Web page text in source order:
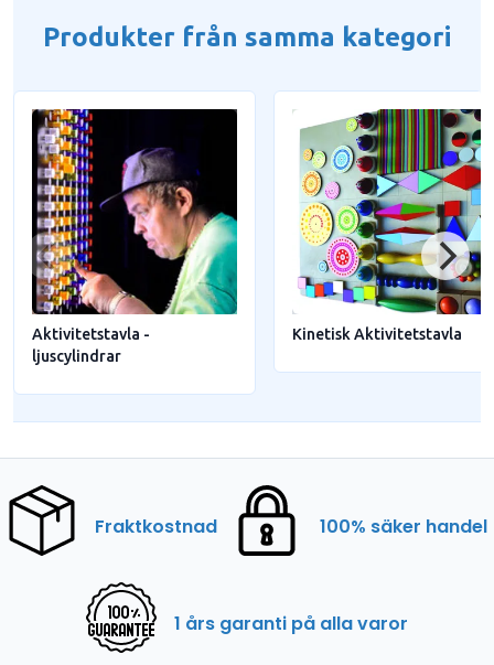
Produkter från samma kategori
Aktivitetstavla -
ljuscylindrar
Kinetisk Aktivitetstavla
Fraktkostnad 100% säker handel
1 års garanti på alla varor